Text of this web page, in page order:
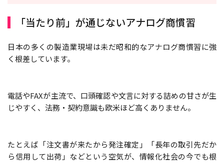
「当たり前」が通じないアナログ商慣習
日本の多くの製造業現場は未だ昭和的なアナログ商慣習に強
く根差しています。
電話やFAXが主流で、口頭確認や文言に対する詰めの甘さが生
じやすく、法務・契約意識も欧米ほど高くありません。
たとえば「注文書が来たから発注確定」「長年の取引先だか
ら信用して出荷」などという空気が、情報化社会の今でも根